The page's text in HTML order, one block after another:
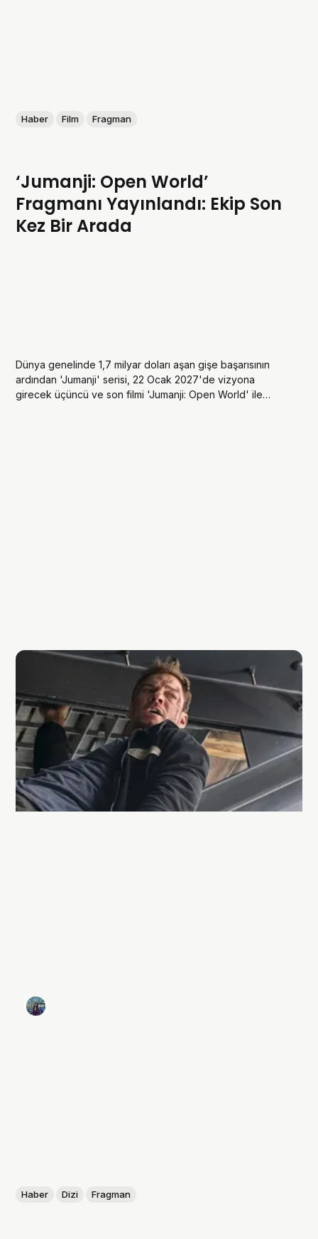
Haber Film Fragman
‘Jumanji: Open World’
Fragmanı Yayınlandı: Ekip Son
Kez Bir Arada
Dünya genelinde 1,7 milyar doları aşan gişe başarısının
ardından 'Jumanji' serisi, 22 Ocak 2027'de vizyona
girecek üçüncü ve son filmi 'Jumanji: Open World' ile
Haber Dizi Fragman